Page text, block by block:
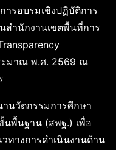
รอบรมเชิงปฏิบัติการ
สำนักงานเขตพื้นที่การ
ะมาณ พ.ศ. 2569 ณ
นวัตกรรมการศึกษา
พื้นฐาน (สพฐ.) เพื่อ
ทางการดำเนินงานด้าน